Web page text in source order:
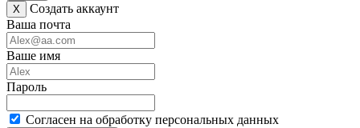
X
Создать аккаунт
Ваша почта
Ваше имя
Пароль
Согласен на обработку персональных данных